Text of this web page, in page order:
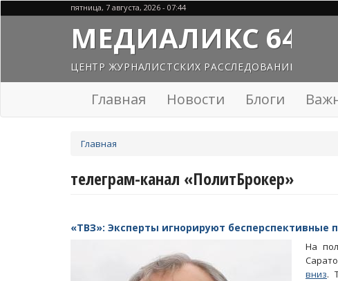
пятница, 7 августа, 2026 - 07:44
МЕДИАЛИКС 64
ЦЕНТР ЖУРНАЛИСТСКИХ РАССЛЕДОВАНИЙ
Главная Новости Блоги
здесь
Главная
телеграм-канал «ПолитБрокер»
«ТВЗ»: Эксперты игнорируют бесперспективные
На
вниз.